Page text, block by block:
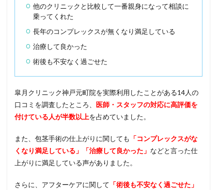
での
流れ
を解
説
10
クリ
戸元
でよ
くあ
問12
選
全国
月ク
他のクリニックと比較して一番親身になって相談に
乗ってくれた
長年のコンプレックスが無くなり満足している
治療して良かった
術後も不安なく過ごせた
皐月クリニック神戸元町院を実際利用したことがある14人の
口コミを調査したところ、 医師・スタッフの対応に高評価を
付けている人が半数以上を占めていました。
また、包茎手術の仕上がりに関しても 「コンプレックスがな
くなり満足している」「治療して良かった」 などと言った仕
上がりに満足している声がありました。
さらに、アフターケアに関して 「術後も不安なく過ごせた」